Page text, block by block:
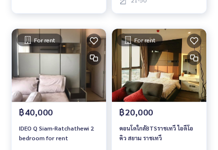
For rent
฿40,000
IDEO Q Siam-Ratchathewi 2
bedroom for rent
For rent
฿20,000
คอนโดใกล้BTSราชเทวี ไอดีโอ
คิว สยาม ราชเทวี